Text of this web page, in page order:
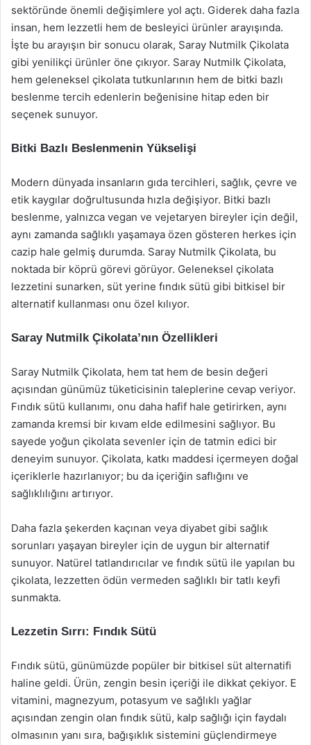
sektöründe önemli değişimlere yol açtı. Giderek daha fazla
insan, hem lezzetli hem de besleyici ürünler arayışında.
İşte bu arayışın bir sonucu olarak, Saray Nutmilk Çikolata
gibi yenilikçi ürünler öne çıkıyor. Saray Nutmilk Çikolata,
hem geleneksel çikolata tutkunlarının hem de bitki bazlı
beslenme tercih edenlerin beğenisine hitap eden bir
seçenek sunuyor.
Bitki Bazlı Beslenmenin Yükselişi
Modern dünyada insanların gıda tercihleri, sağlık, çevre ve
etik kaygılar doğrultusunda hızla değişiyor. Bitki bazlı
beslenme, yalnızca vegan ve vejetaryen bireyler için değil,
aynı zamanda sağlıklı yaşamaya özen gösteren herkes için
cazip hale gelmiş durumda. Saray Nutmilk Çikolata, bu
noktada bir köprü görevi görüyor. Geleneksel çikolata
lezzetini sunarken, süt yerine fındık sütü gibi bitkisel bir
alternatif kullanması onu özel kılıyor.
Saray Nutmilk Çikolata’nın Özellikleri
Saray Nutmilk Çikolata, hem tat hem de besin değeri
açısından günümüz tüketicisinin taleplerine cevap veriyor.
Fındık sütü kullanımı, onu daha hafif hale getirirken, aynı
zamanda kremsi bir kıvam elde edilmesini sağlıyor. Bu
sayede yoğun çikolata sevenler için de tatmin edici bir
deneyim sunuyor. Çikolata, katkı maddesi içermeyen doğal
içeriklerle hazırlanıyor; bu da içeriğin saflığını ve
sağlıklılığını artırıyor.
Daha fazla şekerden kaçınan veya diyabet gibi sağlık
sorunları yaşayan bireyler için de uygun bir alternatif
sunuyor. Natürel tatlandırıcılar ve fındık sütü ile yapılan bu
çikolata, lezzetten ödün vermeden sağlıklı bir tatlı keyfi
sunmakta.
Lezzetin Sırrı: Fındık Sütü
Fındık sütü, günümüzde popüler bir bitkisel süt alternatifi
haline geldi. Ürün, zengin besin içeriği ile dikkat çekiyor. E
vitamini, magnezyum, potasyum ve sağlıklı yağlar
açısından zengin olan fındık sütü, kalp sağlığı için faydalı
olmasının yanı sıra, bağışıklık sistemini güçlendirmeye